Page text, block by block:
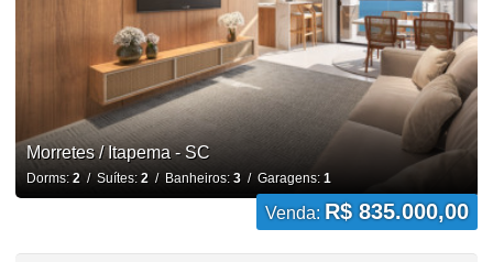
Morretes / Itapema - SC
Dorms: 2/ Suítes: 2/ Banheiros: 3/ Garagens: 1
Venda: R$ 835.000,00